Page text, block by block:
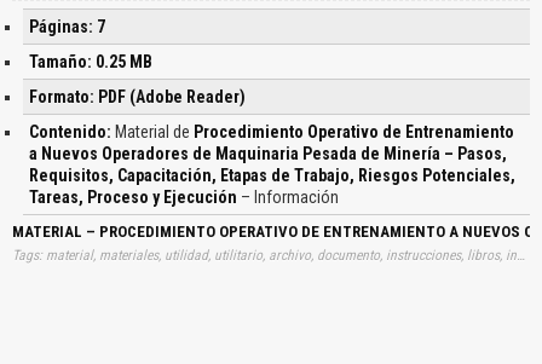
Páginas: 7
Tamaño: 0.25 MB
Formato: PDF (Adobe Reader)
Contenido: Material de Procedimiento Operativo de Entrenamiento
a Nuevos Operadores de Maquinaria Pesada de Minería – Pasos,
Requisitos, Capacitación, Etapas de Trabajo, Riesgos Potenciales,
Tareas, Proceso y Ejecución – Información
MATERIAL – PROCEDIMIENTO OPERATIVO DE ENTRENAMIENTO A NUEVOS